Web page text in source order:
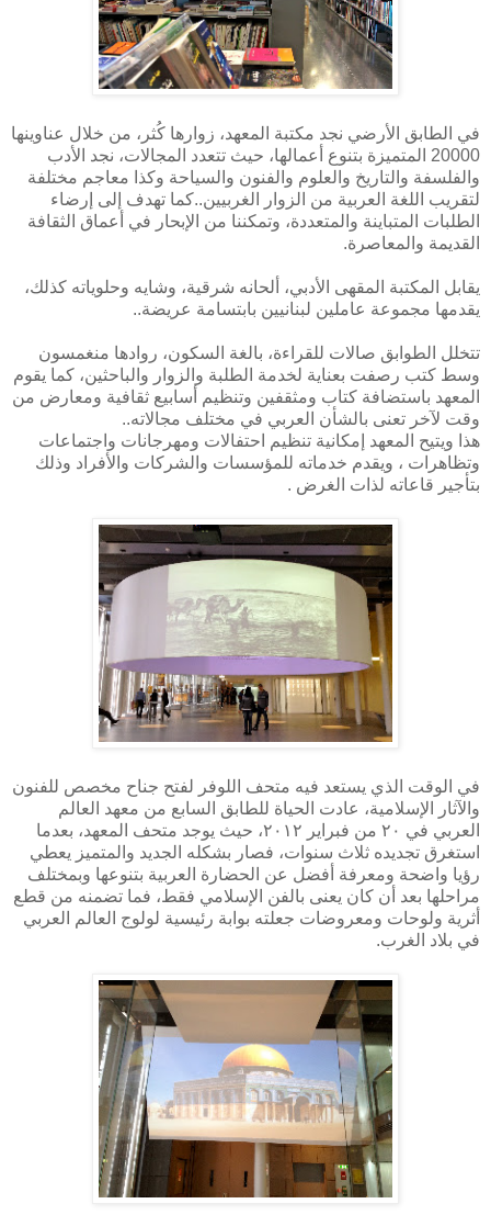
في الطابق الأرضي نجد مكتبة المعهد، زوارها كُثر، من خلال عناوينها
20000 المتميزة بتنوع أعمالها، حيث تتعدد المجالات، نجد الأدب
والفلسفة والتاريخ والعلوم والفنون والسياحة وكذا معاجم مختلفة
لتقريب اللغة العربية من الزوار الغربيين..كما تهدف إلى إرضاء
الطلبات المتباينة والمتعددة، وتمكننا من الإبحار في أعماق الثقافة
القديمة والمعاصرة.
يقابل المكتبة المقهى الأدبي، ألحانه شرقية، وشايه وحلوياته كذلك،
يقدمها مجموعة عاملين لبنانيين بابتسامة عريضة..
تتخلل الطوابق صالات للقراءة، بالغة السكون، روادها منغمسون
وسط كتب رصفت بعناية لخدمة الطلبة والزوار والباحثين، كما يقوم
المعهد باستضافة كتاب ومثقفين وتنظيم أسابيع ثقافية ومعارض من
وقت لآخر تعنى بالشأن العربي في مختلف مجالاته..
هذا ويتيح المعهد إمكانية تنظيم احتفالات ومهرجانات واجتماعات
وتظاهرات ، ويقدم خدماته للمؤسسات والشركات والأفراد وذلك
بتأجير قاعاته لذات الغرض .
في الوقت الذي يستعد فيه متحف اللوفر لفتح جناح مخصص للفنون
والآثار الإسلامية، عادت الحياة للطابق السابع من معهد العالم
العربي في ٢٠ من فبراير ٢٠١٢، حيث يوجد متحف المعهد، بعدما
استغرق تجديده ثلاث سنوات، فصار بشكله الجديد والمتميز يعطي
رؤيا واضحة ومعرفة أفضل عن الحضارة العربية بتنوعها وبمختلف
مراحلها بعد أن كان يعنى بالفن الإسلامي فقط، فما تضمنه من قطع
أثرية ولوحات ومعروضات جعلته بوابة رئيسية لولوج العالم العربي
في بلاد الغرب.